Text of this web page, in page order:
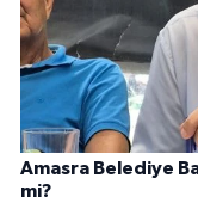
Amasra Belediye
mi?